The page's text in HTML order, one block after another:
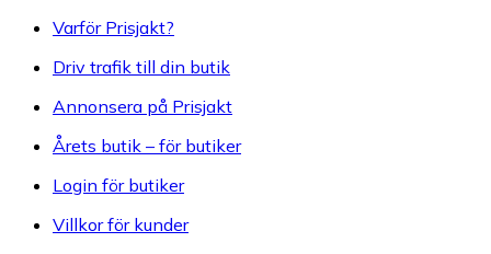
Varför Prisjakt?
Driv trafik till din butik
Annonsera på Prisjakt
Årets butik – för butiker
Login för butiker
Villkor för kunder